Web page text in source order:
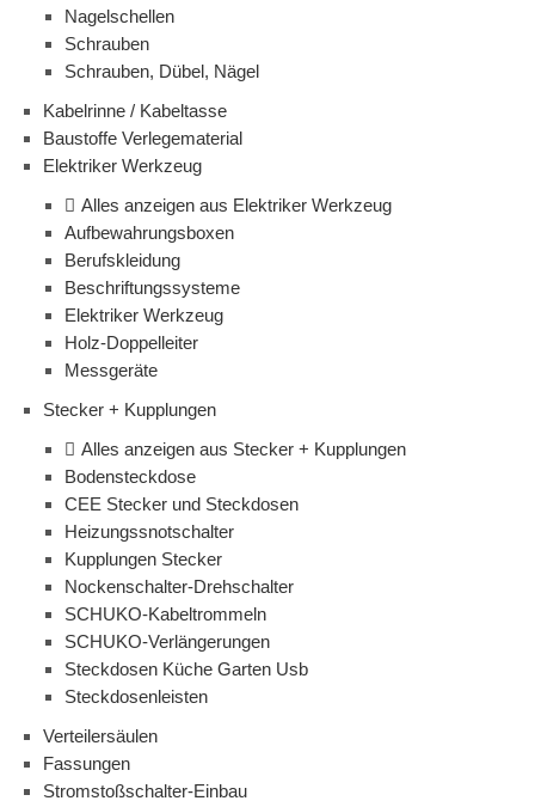
Nagelschellen
Schrauben
Schrauben, Dübel, Nägel
Kabelrinne / Kabeltasse
Baustoffe Verlegematerial
Elektriker Werkzeug
Alles anzeigen aus Elektriker Werkzeug
Aufbewahrungsboxen
Berufskleidung
Beschriftungssysteme
Elektriker Werkzeug
Holz-Doppelleiter
Messgeräte
Stecker + Kupplungen
Alles anzeigen aus Stecker + Kupplungen
Bodensteckdose
CEE Stecker und Steckdosen
Heizungssnotschalter
Kupplungen Stecker
Nockenschalter-Drehschalter
SCHUKO-Kabeltrommeln
SCHUKO-Verlängerungen
Steckdosen Küche Garten Usb
Steckdosenleisten
Verteilersäulen
Fassungen
Stromstoßschalter-Einbau